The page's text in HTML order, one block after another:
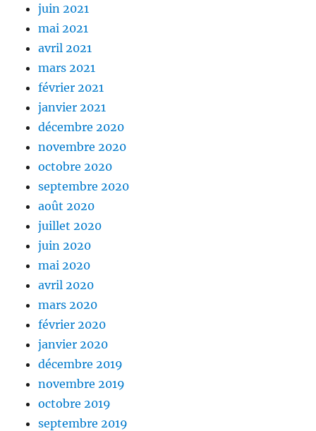
juin 2021
mai 2021
avril 2021
mars 2021
février 2021
janvier 2021
décembre 2020
novembre 2020
octobre 2020
septembre 2020
août 2020
juillet 2020
juin 2020
mai 2020
avril 2020
mars 2020
février 2020
janvier 2020
décembre 2019
novembre 2019
octobre 2019
septembre 2019